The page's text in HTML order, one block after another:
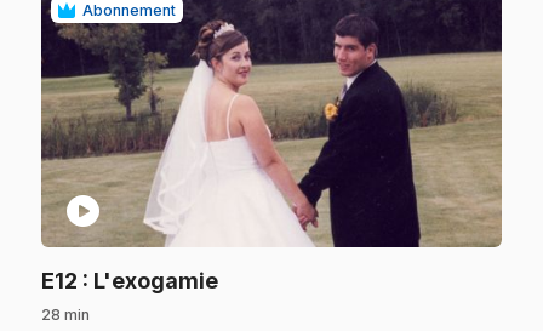
Abonnement
play_circle
E12 : L'exogamie.
28 min